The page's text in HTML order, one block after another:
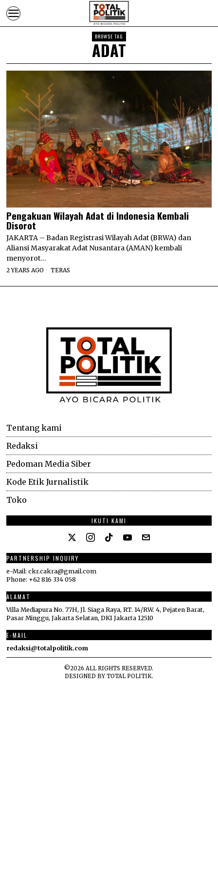
BROWSE TAG
ADAT
Pengakuan Wilayah Adat di Indonesia Kembali
Disorot
JAKARTA – Badan Registrasi Wilayah Adat (BRWA) dan
Aliansi Masyarakat Adat Nusantara (AMAN) kembali
menyorot…
2 YEARS AGO TERAS
Tentang kami
Redaksi
Pedoman Media Siber
Kode Etik Jurnalistik
Toko
IKUTI KAMI
PARTNERSHIP INQUIRY
e-Mail: ckr.cakra@gmail.com
Phone: +62 816 334 058
ALAMAT
Villa Mediapura No. 77H, Jl. Siaga Raya, RT. 14/RW. 4, Pejaten Barat,
Pasar Minggu, Jakarta Selatan, DKI Jakarta 12510
E-MAIL
redaksi@totalpolitik.com
©2026 ALL RIGHTS RESERVED.
DESIGNED BYTOTAL POLITIK.